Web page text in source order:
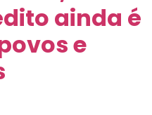
ainda é
e